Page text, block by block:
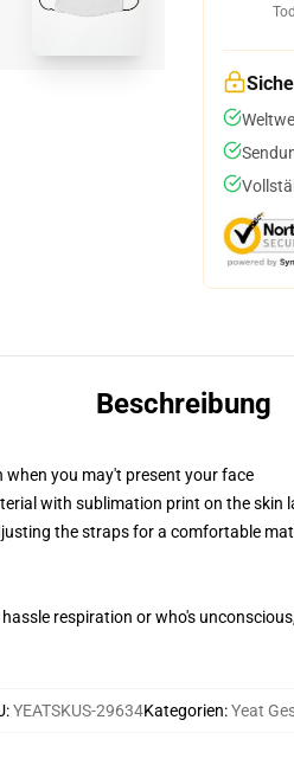
Beschreibung
when you may't present your face
with sublimation print on the skin
the straps for a comfortable
respiration or who's
:YEATSKUS-29634Kategorien:Yeat